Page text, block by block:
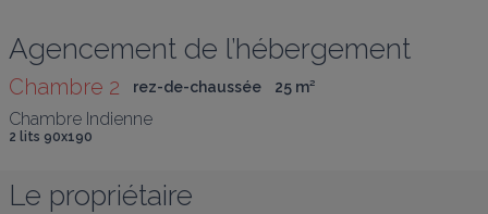
Agencement de l’hébergement
Chambre 2 rez-de-chaussée 25 m²
Chambre Indienne
2 lits 90x190
Le propriétaire